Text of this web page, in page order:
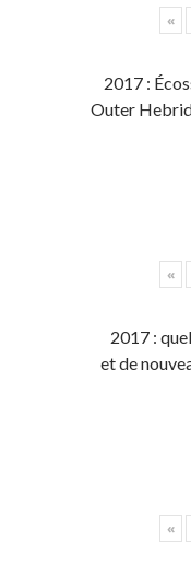
«
2017 :
Outer
«
2017 :
et de
«